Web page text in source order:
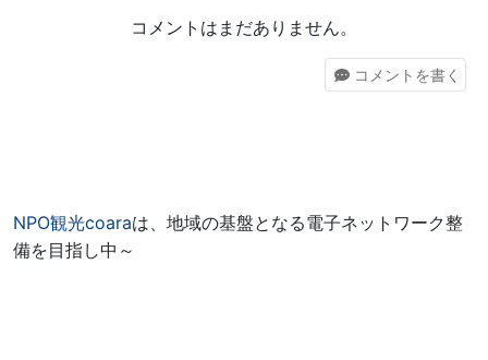
コメントはまだありません。
コメント を書く
NPO観光coaraは、地域の基盤となる電子ネットワーク整
備を目指し中～